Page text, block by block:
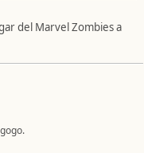
del Marvel Zombies a